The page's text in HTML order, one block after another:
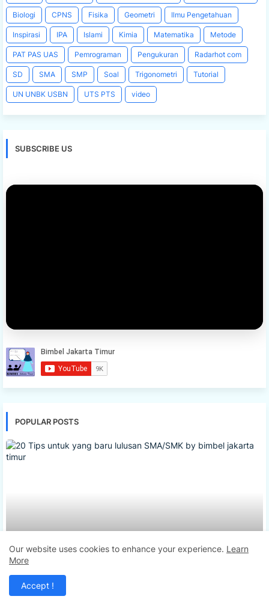
Biologi CPNS Fisika Geometri Ilmu Pengetahuan
Inspirasi IPA Islami Kimia Matematika Metode
PAT PAS UAS Pemrograman Pengukuran Radarhot com
SD SMA SMP Soal Trigonometri Tutorial
UN UNBK USBN UTS PTS video
SUBSCRIBE US
POPULAR POSTS
20 Tips untuk yang baru lulusan SMA/SMK by
bimbel jakarta timur
Bimbeles.com
Our website uses cookies to enhance your experience. Learn
More
Accept !